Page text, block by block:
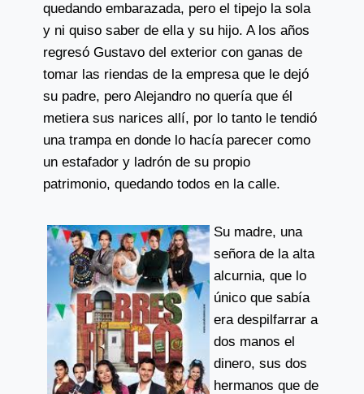
quedando embarazada, pero el tipejo la sola
y ni quiso saber de ella y su hijo. A los años
regresó Gustavo del exterior con ganas de
tomar las riendas de la empresa que le dejó
su padre, pero Alejandro no quería que él
metiera sus narices allí, por lo tanto le tendió
una trampa en donde lo hacía parecer como
un estafador y ladrón de su propio
patrimonio, quedando todos en la calle.
Su madre, una
señora de la alta
alcurnia, que lo
único que sabía
era despilfarrar a
dos manos el
dinero, sus dos
hermanos que de